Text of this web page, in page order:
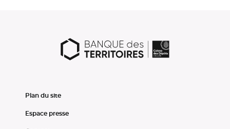
Plan du site
Espace presse